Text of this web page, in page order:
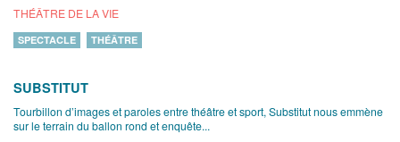
THÉÂTRE DE LA VIE
SPECTACLE THÉÂTRE
SUBSTITUT
Tourbillon d’images et paroles entre théâtre et sport, Substitut nous emmène
sur le terrain du ballon rond et enquête...